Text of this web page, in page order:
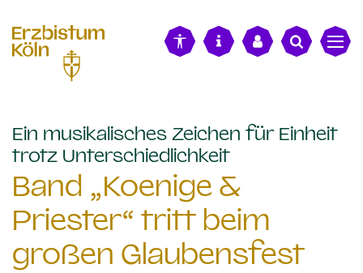
Ein musikalisches Zeichen für Einheit
trotz Unterschiedlichkeit:
Band „Koenige &
Priester“ tritt beim
großen Glaubensfest